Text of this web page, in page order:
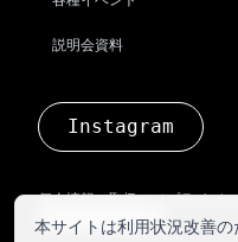
本サイトは利用状況改善
説明会資料
Instagram
個人情報の取扱い（プライバ
計測同意設定を変更